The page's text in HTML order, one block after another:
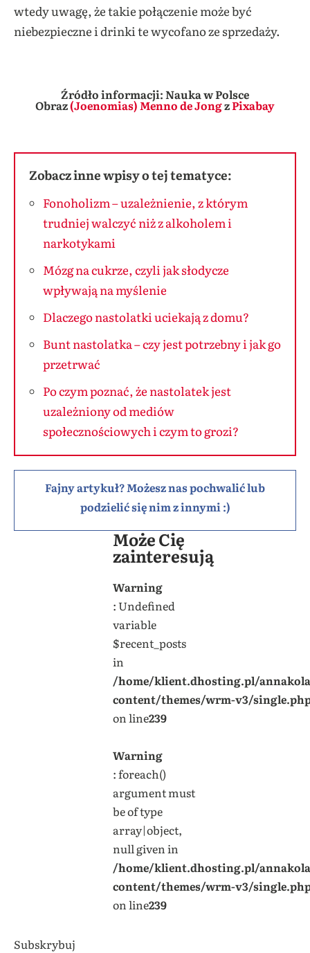
wtedy uwagę, że takie połączenie może być
niebezpieczne i drinki te wycofano ze sprzedaży.
Źródło informacji: Nauka w Polsce
Obraz(Joenomias) Menno de JongzPixabay
Zobacz inne wpisy o tej tematyce:
Fonoholizm – uzależnienie, z którym
trudniej walczyć niż z alkoholem i
narkotykami
Mózg na cukrze, czyli jak słodycze
wpływają na myślenie
Dlaczego nastolatki uciekają z domu?
Bunt nastolatka – czy jest potrzebny i jak go
przetrwać
Po czym poznać, że nastolatek jest
uzależniony od mediów
społecznościowych i czym to grozi?
Fajny artykuł? Możesz nas pochwalić lub
podzielić się nim z innymi :)
Może Cię
zainteresują
Warning
: Undefined
variable
$recent_posts
in
/home/klient.dhosting.pl/
content/themes/wrm-v3/
on line239
Warning
: foreach()
argument must
be of type
array|object,
null given in
/home/klient.dhosting.pl/
content/themes/wrm-v3/
on line239
Subskrybuj